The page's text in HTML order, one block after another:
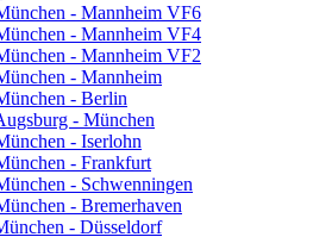
- Mannheim VF6
- Mannheim VF4
- Mannheim VF2
- Mannheim
- Berlin
- München
- Iserlohn
- Frankfurt
- Schwenningen
- Bremerhaven
- Düsseldorf